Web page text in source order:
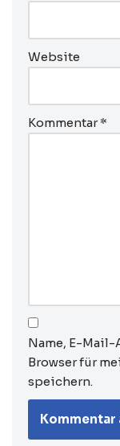
Website
Kommentar*
Name, E-
Browser für
speichern.